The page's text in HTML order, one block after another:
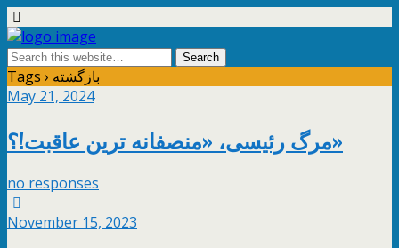
Tags › بازگشته
May 21, 2024
مرگ رئیسی، «منصفانه ترین عاقبت!؟»
no responses
November 15, 2023